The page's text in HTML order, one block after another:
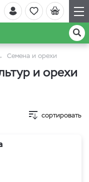
Семена и орехи
и орехи
сортировать